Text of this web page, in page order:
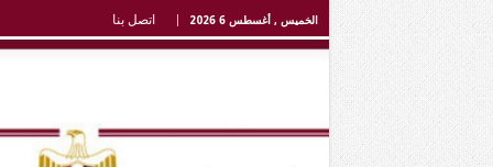
الخميس , أغسطس 6 2026 اتصل بنا